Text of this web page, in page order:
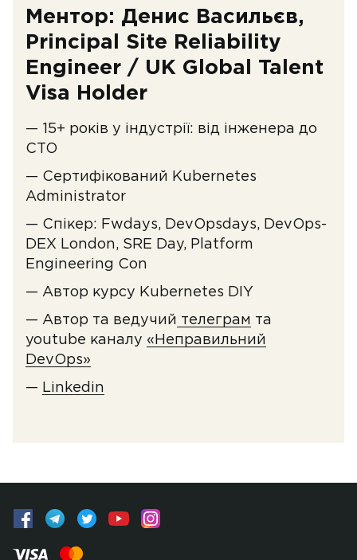
Ментор: Денис Васильєв,
Principal Site Reliability
Engineer / UK Global Talent
Visa Holder
— 15+ років у індустрії: від інженера до
CTO
— Сертифікований Kubernetes
Administrator
— Спікер: Fwdays, DevOpsdays, DevOps-
DEX London, SRE Day, Platform
Engineering Con
— Автор курсу Kubernetes DIY
— Автор та ведучий телеграм та
youtube каналу «Неправильний
DevOps»
— Linkedin